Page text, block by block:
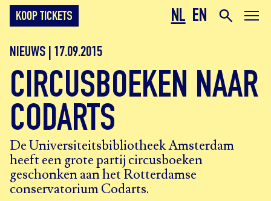
NL EN
KOOP TICKETS
NIEUWS | 17.09.2015
CIRCUSBOEKEN NAAR
CODARTS
De Universiteitsbibliotheek Amsterdam
heeft een grote partij circusboeken
geschonken aan het Rotterdamse
conservatorium Codarts.